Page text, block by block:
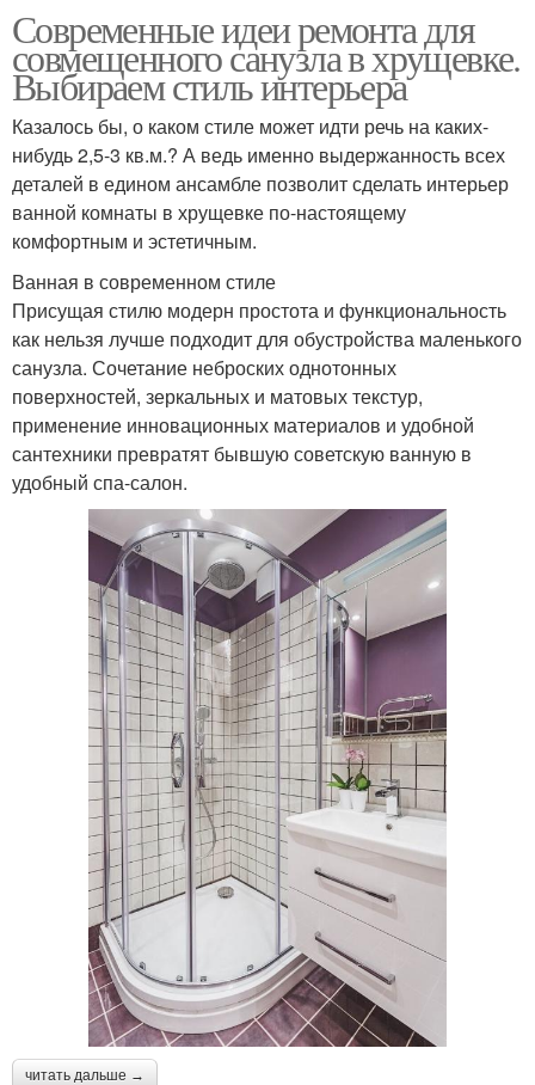
Современные идеи ремонта для
совмещенного санузла в хрущевке.
Выбираем стиль интерьера
Казалось бы, о каком стиле может идти речь на каких-
нибудь 2,5-3 кв.м.? А ведь именно выдержанность всех
деталей в едином ансамбле позволит сделать интерьер
ванной комнаты в хрущевке по-настоящему
комфортным и эстетичным.
Ванная в современном стиле
Присущая стилю модерн простота и функциональность
как нельзя лучше подходит для обустройства маленького
санузла. Сочетание неброских однотонных
поверхностей, зеркальных и матовых текстур,
применение инновационных материалов и удобной
сантехники превратят бывшую советскую ванную в
удобный спа-салон.
читать дальше →